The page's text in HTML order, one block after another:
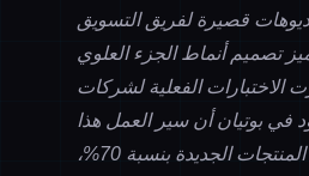
قصيرة لفريق التسويق
تصميم أنماط الجزء العلوي
الاختبارات الفعلية لشركات
في بوتيان أن سير العمل هذا
قلل دورة إطلاق المنتجات الجديدة بنسبة 70%،